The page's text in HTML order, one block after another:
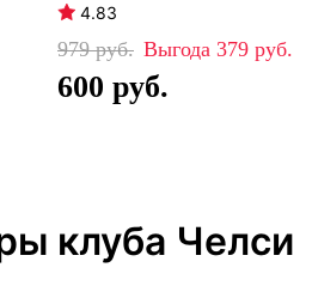
4.83
979 379
600
клуба Челси